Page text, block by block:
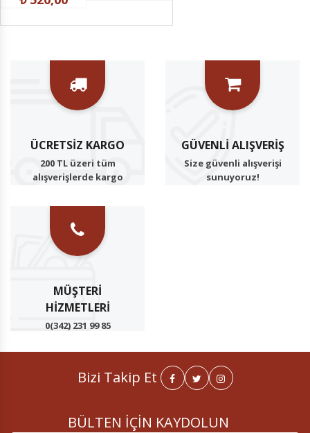
ÜCRETSIZ KARGO
200 TL üzeri tüm
alışverişlerde kargo
GÜVENLI ALIŞVERIŞ
Size güvenli alışverişi
sunuyoruz!
MÜŞTERI
HIZMETLERI
0(342) 231 99 85
Bizi Takip Et
BÜLTEN İÇİN KAYDOLUN